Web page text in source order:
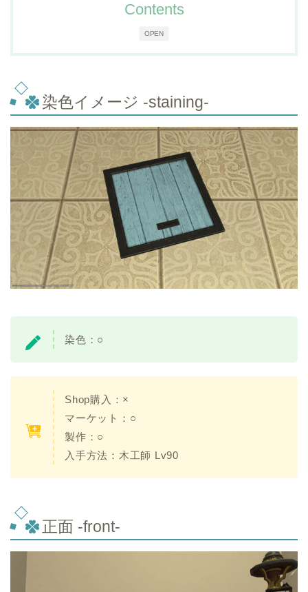
OPEN
Contents
染色イメージ -staining-
染色：○
Shop購入： ×
マーケット：○
製作： ○
入手方法：木工師 Lv90
正面 -front-